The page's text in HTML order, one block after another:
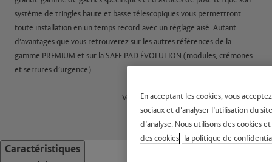
système de tringles haute et basse télescopiques vous permettront
toute installation en un temps record avec un réglage aisé. Autant
d’avantages que vous retrouverez sur les autres références de la
gamme PREMIUM et sur la SAFE PAD ÉVOLUTION (modules, crémones
et serrures d’urgence).
• Haute résistance au vandalisme : pêne latéral médian en acier
monobloc et boîtiers en composite haute densité
• Contre-pêne de sécurité
• Endurance : 500 000 cycles (plus haut niveau de la norme)
Voir plus
Caractéristiques
En acceptant les cookies, vous
sociaux et d’analyser l’utilisation du
d’analyse. Nous utilisons des cookies
des cookies la politique de